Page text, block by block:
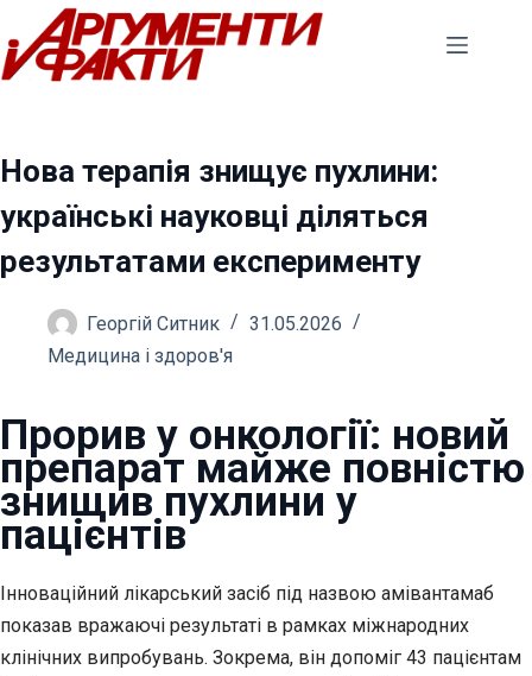
Перейти
до
вмісту
Нова терапія знищує пухлини:
українські науковці діляться
результатами експерименту
Георгій Ситник
31.05.2026
Медицина і здоров'я
Прорив у онкології: новий
препарат майже повністю
знищив пухлини у
пацієнтів
Інноваційний лікарський засіб під назвою амівантамаб
показав вражаючі результаті в рамках міжнародних
клінічних випробувань. Зокрема, він допоміг 43 пацієнтам